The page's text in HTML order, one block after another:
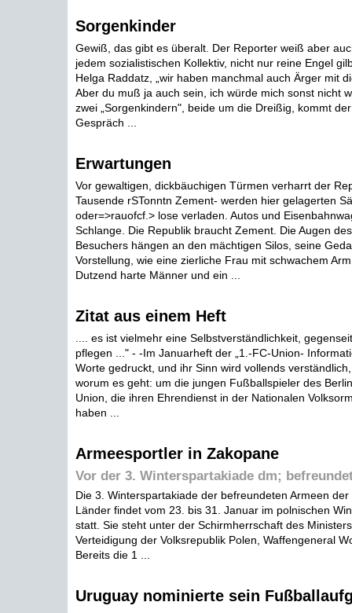
Sorgenkinder
Gewiß, das gibt es überalt. Der Reporter weiß aber
jedem sozialistischen Kollektiv, nicht nur reine Engel
Helga Raddatz, „wir haben manchmal auch Ärger mit
Aber du muß ja auch sein, ich würde mich sonst nicht
zwei „Sorgenkindern", beide um die Dreißig, kommt
Gespräch ...
Erwartungen
Vor gewaltigen, dickbäuchigen Türmen verharrt der
Tausende rSTonntn Zement- werden hier gelagerten
oder=>rauofcf.> lose verladen. Autos und
Schlange. Die Republik braucht Zement. Die Augen
Besuchers hängen an den mächtigen Silos, seine
Vorstellung, wie eine zierliche Frau mit schwachem
Dutzend harte Männer und ein ...
Zitat aus einem Heft
.... es ist vielmehr eine Selbstverständlichkeit,
pflegen ..." - -Im Januarheft der „1.-FC-Union-
Worte gedruckt, und ihr Sinn wird vollends
worum es geht: um die jungen Fußballspieler des
Union, die ihren Ehrendienst in der Nationalen
haben ...
Armeesportler in Zakopane
Vor der 3. Winterspartakiade dm;
Die 3. Winterspartakiade der befreundeten Armeen der
Länder findet vom 23. bis 31. Januar im polnischen
statt. Sie steht unter der Schirmherrschaft des
Verteidigung der Volksrepublik Polen, Waffengeneral
Bereits die 1 ...
Uruguay nominierte sein